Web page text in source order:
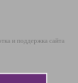
и поддержка сайта